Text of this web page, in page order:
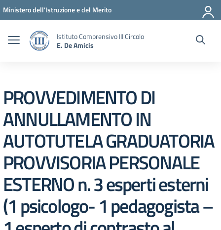
Vai ai contenuti
Vai al menu di navigazione
Vai al footer
Ministero dell'Istruzione e del Merito
Istituto Comprensivo III Circolo
E. De Amicis
PROVVEDIMENTO DI
ANNULLAMENTO IN
AUTOTUTELA GRADUATORIA
PROVVISORIA PERSONALE
ESTERNO n. 3 esperti esterni
(1 psicologo- 1 pedagogista –